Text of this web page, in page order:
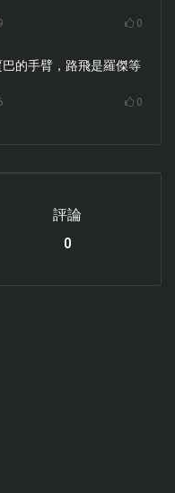
0
的手臂，路飛是羅傑等
0
評論
0